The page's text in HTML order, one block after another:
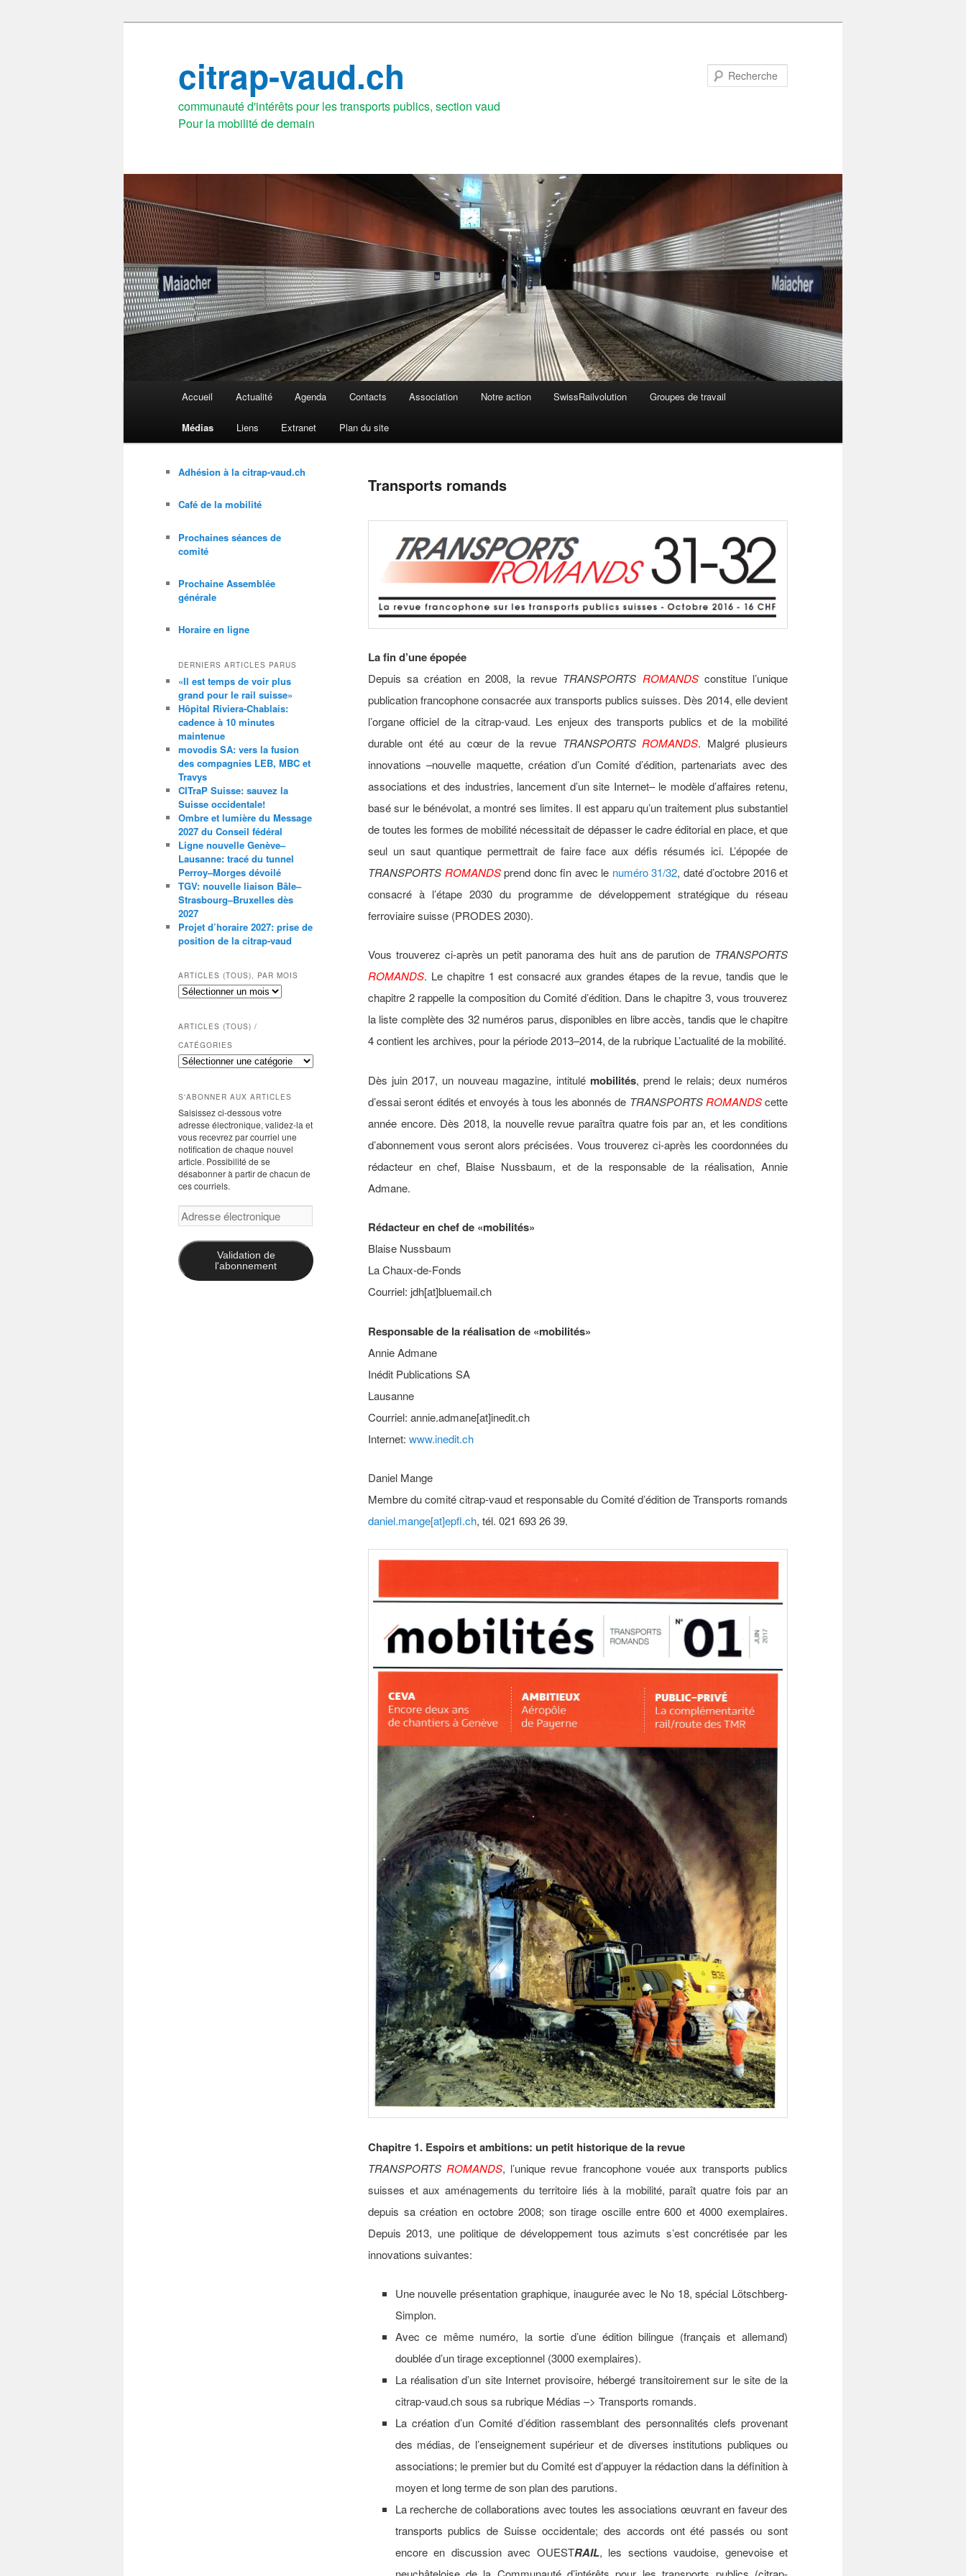
citrap-vaud.ch
communauté d'intérêts pour les transports publics, section vaud
Accueil Actualité Agenda Contacts Association Notre action SwissRailvolution Groupes de travail
Médias Liens Extranet Plan du site
Transports romands
La fin d’une épopée
Depuis sa création en 2008, la revue TRANSPORTS ROMANDSconstitue l’unique
publication francophone consacrée aux transports publics suisses. Dès 2014, elle devient
l’organe officiel de la citrap-vaud. Les enjeux des transports publics et de la mobilité
durable ont été au cœur de la revue TRANSPORTS ROMANDS. Malgré plusieurs
innovations –nouvelle maquette, création d’un Comité d’édition, partenariats avec des
associations et des industries, lancement d’un site Internet– le modèle d’affaires retenu,
basé sur le bénévolat, a montré ses limites. Il est apparu qu’un traitement plus substantiel
de toutes les formes de mobilité nécessitait de dépasser le cadre éditorial en place, et que
seul un saut quantique permettrait de faire face aux défis résumés ici. L’épopée de
TRANSPORTS ROMANDSprend donc fin avec le numéro 31/32, daté d’octobre 2016 et
consacré à l’étape 2030 du programme de développement stratégique du réseau
ferroviaire suisse (PRODES 2030).
Vous trouverez ci-après un petit panorama des huit ans de parution de TRANSPORTS
ROMANDS. Le chapitre 1 est consacré aux grandes étapes de la revue, tandis que le
chapitre 2 rappelle la composition du Comité d’édition. Dans le chapitre 3, vous trouverez
la liste complète des 32 numéros parus, disponibles en libre accès, tandis que le chapitre
4 contient les archives, pour la période 2013–2014, de la rubrique L’actualité de la mobilité.
Dès juin 2017, un nouveau magazine, intitulé mobilités, prend le relais; deux numéros
d’essai seront édités et envoyés à tous les abonnés de TRANSPORTS ROMANDScette
année encore. Dès 2018, la nouvelle revue paraîtra quatre fois par an, et les conditions
d’abonnement vous seront alors précisées. Vous trouverez ci-après les coordonnées du
rédacteur en chef, Blaise Nussbaum, et de la responsable de la réalisation, Annie
Admane.
Rédacteur en chef de «mobilités»
Blaise Nussbaum
La Chaux-de-Fonds
Courriel: jdh[at]bluemail.ch
Responsable de la réalisation de «mobilités»
Annie Admane
Inédit Publications SA
Lausanne
Courriel: annie.admane[at]inedit.ch
Internet: www.inedit.ch
Daniel Mange
Membre du comité citrap-vaud et responsable du Comité d’édition de Transports romands
daniel.mange[at]epfl.ch, tél. 021 693 26 39.
Chapitre 1. Espoirs et ambitions: un petit historique de la revue
TRANSPORTS ROMANDS, l’unique revue francophone vouée aux transports publics
suisses et aux aménagements du territoire liés à la mobilité, paraît quatre fois par an
depuis sa création en octobre 2008; son tirage oscille entre 600 et 4000 exemplaires.
Depuis 2013, une politique de développement tous azimuts s’est concrétisée par les
innovations suivantes:
Une nouvelle présentation graphique, inaugurée avec le No 18, spécial Lötschberg-
Simplon.
Avec ce même numéro, la sortie d’une édition bilingue (français et allemand)
doublée d’un tirage exceptionnel (3000 exemplaires).
La réalisation d’un site Internet provisoire, hébergé transitoirement sur le site de la
citrap-vaud.ch sous sa rubrique Médias –> Transports romands.
La création d’un Comité d’édition rassemblant des personnalités clefs provenant
des médias, de l’enseignement supérieur et de diverses institutions publiques ou
associations; le premier but du Comité est d’appuyer la rédaction dans la définition à
moyen et long terme de son plan des parutions.
La recherche de collaborations avec toutes les associations œuvrant en faveur des
transports publics de Suisse occidentale; des accords ont été passés ou sont
encore en discussion avec OUESTRAIL, les sections vaudoise, genevoise et
Adhésion à la citrap-vaud.ch
Café de la mobilité
Prochaines séances de
comité
Prochaine Assemblée
générale
Horaire en ligne
DERNIERS ARTICLES PARUS
«Il est temps de voir plus
grand pour le rail suisse»
Hôpital Riviera-Chablais:
cadence à 10 minutes
maintenue
movodis SA: vers la fusion
des compagnies LEB, MBC et
Travys
CITraP Suisse: sauvez la
Suisse occidentale!
Ombre et lumière du Message
2027 du Conseil fédéral
Ligne nouvelle Genève–
Lausanne: tracé du tunnel
Perroy–Morges dévoilé
TGV: nouvelle liaison Bâle–
Strasbourg–Bruxelles dès
2027
Projet d’horaire 2027: prise de
position de la citrap-vaud
ARTICLES (TOUS), PAR MOIS
Articles
(tous),
mois
ARTICLES (TOUS) /
CATÉGORIES
Articles
catégories
S'ABONNER AUX ARTICLES
Saisissez ci-dessous votre
adresse électronique, validez-la et
vous recevrez par courriel une
notification de chaque nouvel
article. Possibilité de se
désabonner à partir de chacun de
ces courriels.
Adresse
électronique
Validation de
l'abonnement